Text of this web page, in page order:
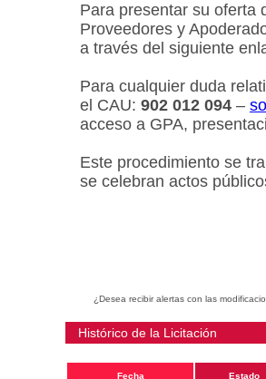
Para presentar su oferta
Proveedores y
a través del siguiente
Para cualquier duda
el CAU: 902 012 094 –
acceso a GPA,
Este procedimiento se
se celebran actos
¿Desea recibir alertas con las
Histórico de la Licitación
Fecha Estado